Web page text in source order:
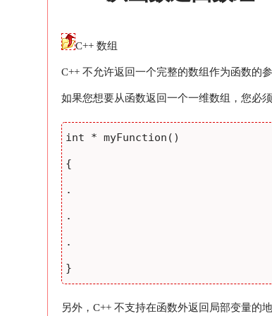
C++ 数组
C++ 不允许返回一个完整的数组作为函数的
如果您想要从函数返回一个一维数组，您必
int * myFunction()
{
.
.
.
另外，C++ 不支持在函数外返回局部变量的